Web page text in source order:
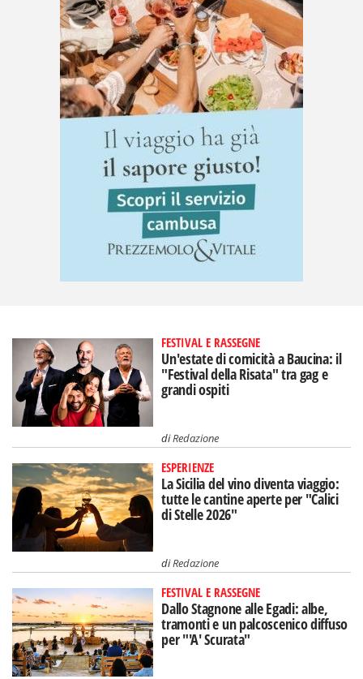
FESTIVAL E RASSEGNE
Un'estate di comicità a Baucina: il
"Festival della Risata" tra gag e
grandi ospiti
diRedazione
ESPERIENZE
La Sicilia del vino diventa viaggio:
tutte le cantine aperte per "Calici
di Stelle 2026"
diRedazione
FESTIVAL E RASSEGNE
Dallo Stagnone alle Egadi: albe,
tramonti e un palcoscenico diffuso
per "'A' Scurata"